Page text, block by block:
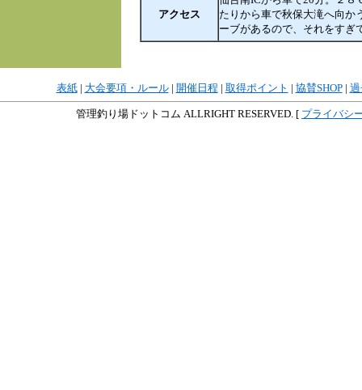
アクセス
たりから車で秋保大滝へ向か
ーブがあるので、それをすぎ
表紙| 大会要項・ルール| 開催日程 | 取得ポイント | 協賛SHOP|
管理釣り場ドットコム ALLRIGHT RESERVED. [ プライバシ